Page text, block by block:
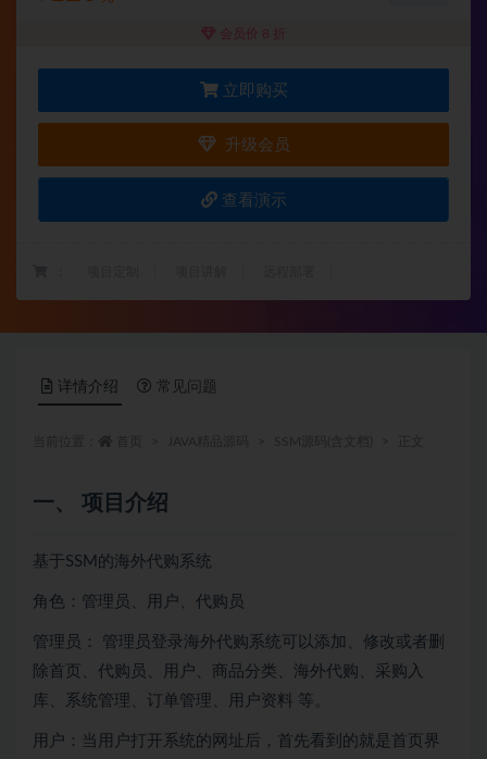
会员价 8 折
立即购买
升级会员
查看演示
详情介绍 常见问题
一、 项目介绍
基于SSM的海外代购系统
角色：管理员、用户、代购员
管理员： 管理员登录海外代购系统可以添加、修改或者删
除首页、代购员、用户、商品分类、海外代购、采购入
库、系统管理、订单管理、用户资料 等。
用户：当用户打开系统的网址后，首先看到的就是首页界